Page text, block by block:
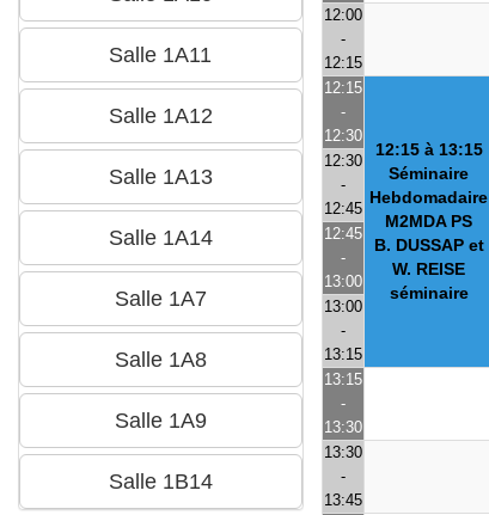
12:00
-
12:15
12:15
-
12:30
12:15 à 13:15
Séminaire
Hebdomadaire
M2MDA PS
B. DUSSAP et
W. REISE
séminaire
12:30
-
12:45
12:45
-
13:00
13:00
-
13:15
13:15
-
13:30
13:30
-
13:45